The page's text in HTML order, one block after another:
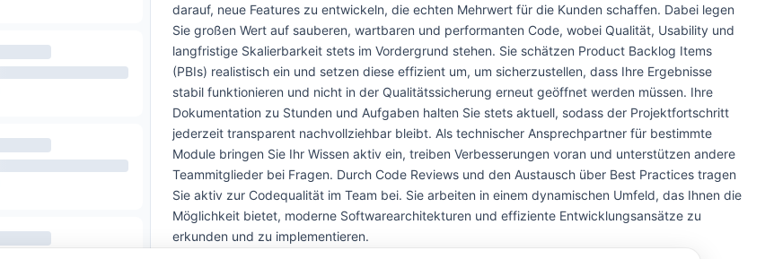
darauf, neue Features zu entwickeln, die echten Mehrwert für die Kunden schaffen. Dabei legen
Sie großen Wert auf sauberen, wartbaren und performanten Code, wobei Qualität, Usability und
langfristige Skalierbarkeit stets im Vordergrund stehen. Sie schätzen Product Backlog Items
(PBIs) realistisch ein und setzen diese effizient um, um sicherzustellen, dass Ihre Ergebnisse
stabil funktionieren und nicht in der Qualitätssicherung erneut geöffnet werden müssen. Ihre
Dokumentation zu Stunden und Aufgaben halten Sie stets aktuell, sodass der Projektfortschritt
jederzeit transparent nachvollziehbar bleibt. Als technischer Ansprechpartner für bestimmte
Module bringen Sie Ihr Wissen aktiv ein, treiben Verbesserungen voran und unterstützen andere
Teammitglieder bei Fragen. Durch Code Reviews und den Austausch über Best Practices tragen
Sie aktiv zur Codequalität im Team bei. Sie arbeiten in einem dynamischen Umfeld, das Ihnen die
Möglichkeit bietet, moderne Softwarearchitekturen und effiziente Entwicklungsansätze zu
erkunden und zu implementieren.